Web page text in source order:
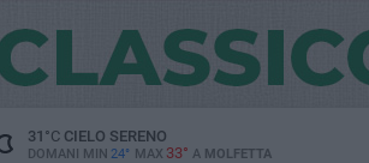
31 °CCIELO SERENO
DOMANI MIN 24° MAX 33° A MOLFETTA